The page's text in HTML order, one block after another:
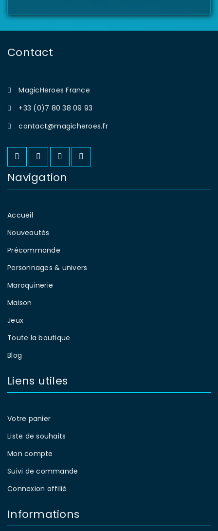
Contact
MagicHeroes France
+33 (0)7 80 38 09 93
contact@magicheroes.fr
Navigation
Accueil
Nouveautés
Précommande
Personnages & univers
Maroquinerie
Maison
Jeux
Toute la boutique
Blog
Liens utiles
Votre panier
Liste de souhaits
Mon compte
Suivi de commande
Connexion affilié
Informations